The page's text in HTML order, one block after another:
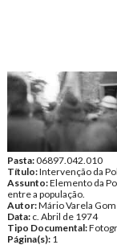
Pasta:06897.042.010
Título:Intervenção da
Assunto:Elemento da
entre a população.
Autor:Mário Varela
Data: c. Abril de 1974
Tipo Documental:
Página(s): 1